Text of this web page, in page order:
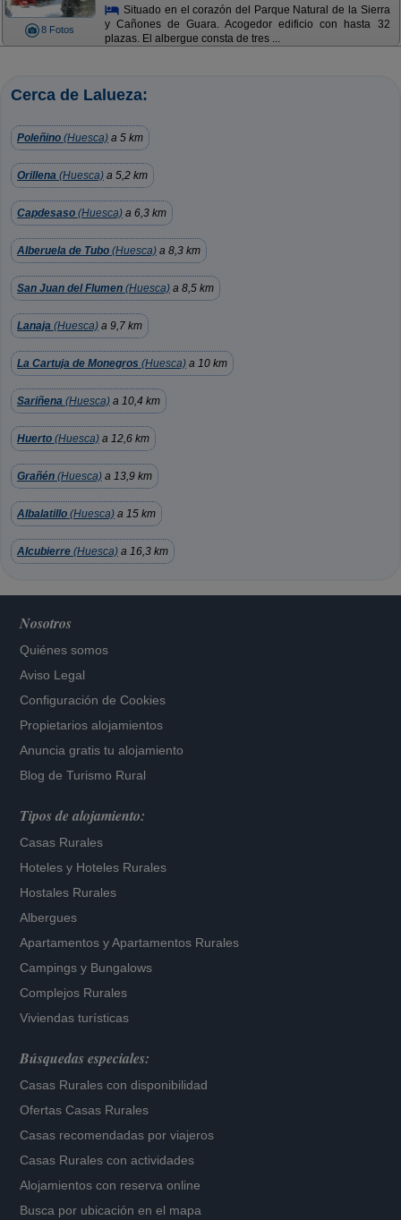
8 Fotos
Situado en el corazón del Parque Natural de la Sierra
y Cañones de Guara. Acogedor edificio con hasta 32
plazas. El albergue consta de tres ...
Cerca de Lalueza:
Poleñino (Huesca) a 5 km
Orillena (Huesca) a 5,2 km
Capdesaso (Huesca) a 6,3 km
Alberuela de Tubo (Huesca) a 8,3 km
San Juan del Flumen (Huesca) a 8,5 km
Lanaja (Huesca) a 9,7 km
La Cartuja de Monegros (Huesca) a 10 km
Sariñena (Huesca) a 10,4 km
Huerto (Huesca) a 12,6 km
Grañén (Huesca) a 13,9 km
Albalatillo (Huesca) a 15 km
Alcubierre (Huesca) a 16,3 km
Nosotros
Quiénes somos
Aviso Legal
Configuración de Cookies
Propietarios alojamientos
Anuncia gratis tu alojamiento
Blog de Turismo Rural
Tipos de alojamiento:
Casas Rurales
Hoteles y Hoteles Rurales
Hostales Rurales
Albergues
Apartamentos yApartamentos Rurales
Campings y Bungalows
Complejos Rurales
Viviendas turísticas
Búsquedas especiales:
Casas Rurales con disponibilidad
Ofertas Casas Rurales
Casas recomendadas por viajeros
Casas Rurales con actividades
Alojamientos con reserva online
Busca por ubicación en el mapa